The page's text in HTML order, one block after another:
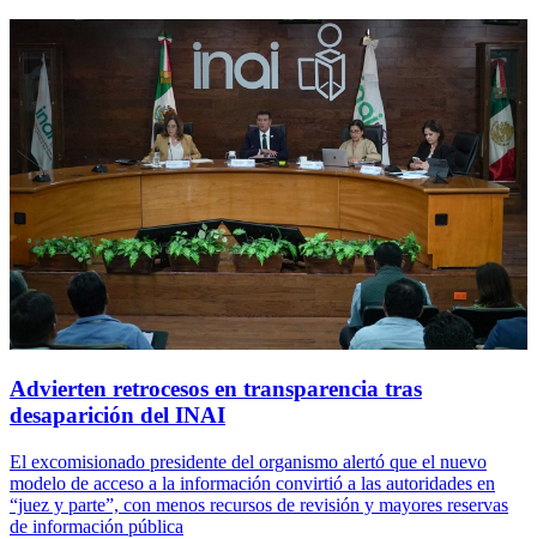
Advierten retrocesos en transparencia tras
desaparición del INAI
El excomisionado presidente del organismo alertó que el nuevo
modelo de acceso a la información convirtió a las autoridades en
“juez y parte”, con menos recursos de revisión y mayores reservas
de información pública